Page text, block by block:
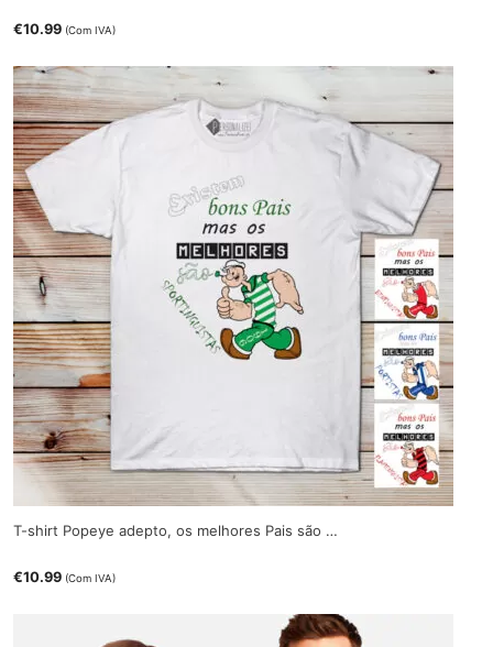
€10.99 (Com IVA)
T-shirt Popeye adepto, os melhores Pais são …
€10.99 (Com IVA)